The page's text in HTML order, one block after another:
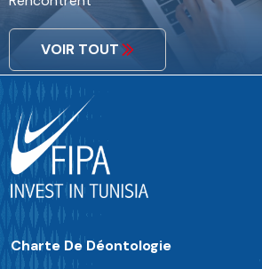
VOIR TOUT
Charte De Déontologie